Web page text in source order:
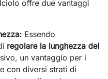
offre due vantaggi
Essendo
regolare la lunghezza del
un vantaggio per i
con diversi strati di